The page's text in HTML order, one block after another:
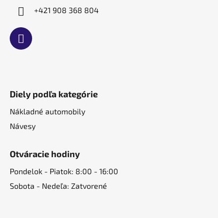
+421 908 368 804
Diely podľa kategórie
Nákladné automobily
Návesy
Otváracie hodiny
Pondelok - Piatok: 8:00 - 16:00
Sobota - Nedeľa: Zatvorené